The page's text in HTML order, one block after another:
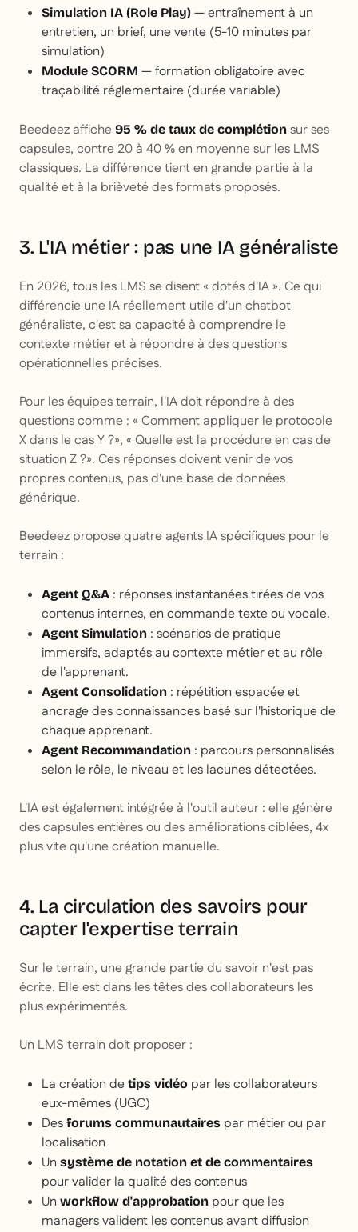
Simulation IA (Role Play) — entraînement à un
entretien, un brief, une vente (5-10 minutes par
simulation)
Module SCORM — formation obligatoire avec
traçabilité réglementaire (durée variable)
Beedeez affiche 95 % de taux de complétion sur ses
capsules, contre 20 à 40 % en moyenne sur les LMS
classiques. La différence tient en grande partie à la
qualité et à la brièveté des formats proposés.
3. L'IA métier : pas une IA généraliste
En 2026, tous les LMS se disent « dotés d'IA ». Ce qui
différencie une IA réellement utile d'un chatbot
généraliste, c'est sa capacité à comprendre le
contexte métier et à répondre à des questions
opérationnelles précises.
Pour les équipes terrain, l'IA doit répondre à des
questions comme : « Comment appliquer le protocole
X dans le cas Y ?», « Quelle est la procédure en cas de
situation Z ?». Ces réponses doivent venir de vos
propres contenus, pas d'une base de données
générique.
Beedeez propose quatre agents IA spécifiques pour le
terrain :
Agent Q&A : réponses instantanées tirées de vos
contenus internes, en commande texte ou vocale.
Agent Simulation : scénarios de pratique
immersifs, adaptés au contexte métier et au rôle
de l'apprenant.
Agent Consolidation : répétition espacée et
ancrage des connaissances basé sur l'historique de
chaque apprenant.
Agent Recommandation : parcours personnalisés
selon le rôle, le niveau et les lacunes détectées.
L'IA est également intégrée à l'outil auteur : elle génère
des capsules entières ou des améliorations ciblées, 4x
plus vite qu'une création manuelle.
4. La circulation des savoirs pour
capter l'expertise terrain
Sur le terrain, une grande partie du savoir n'est pas
écrite. Elle est dans les têtes des collaborateurs les
plus expérimentés.
Un LMS terrain doit proposer :
La création de tips vidéo par les collaborateurs
eux-mêmes (UGC)
Des forums communautaires par métier ou par
localisation
Un système de notation et de commentaires
pour valider la qualité des contenus
Un workflow d'approbation pour que les
managers valident les contenus avant diffusion